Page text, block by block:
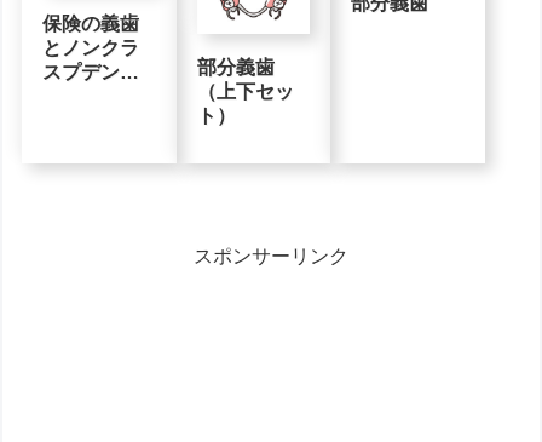
保険の義歯
とノンクラ
スプデンチ
部分義歯
（上下セッ
ト）
スポンサーリンク